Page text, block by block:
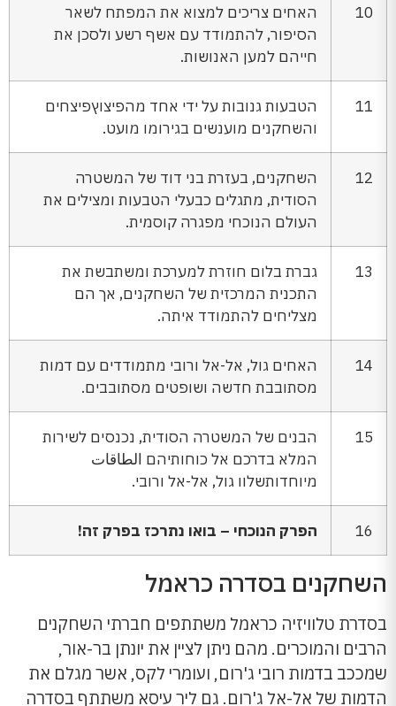
10
האחים צריכים למצוא את המפתח לשאר
הסיפור, להתמודד עם אשף רשע ולסכן את
חייהם למען האנושות.
11
הטבעות גנובות על ידי אחד מהפיצוץפיצחים
והשחקנים מוענשים בגירומו מועט.
12
השחקנים, בעזרת בני דוד של המשטרה
הסודית, מתגלים כבעלי הטבעות ומצילים את
העולם הנוכחי מפגרה קוסמית.
13
גברת בלום חוזרת למערכת ומשתבשת את
התכנית המרכזית של השחקנים, אך הם
מצליחים להתמודד איתה.
14
האחים גול, אל-אל ורובי מתמודדים עם דמות
מסתובבת חדשה ושופטים מסתובבים.
15
הבנים של המשטרה הסודית, נכנסים לשירות
המלא בדרכם אל כוחותיהם الطاقات
מיוחדותשלוו גול, אל-אל ורובי.
16 הפרק הנוכחי – בואו נתרכז בפרק זה!
השחקנים בסדרה כראמל
בסדרת טלוויזיה כראמל משתתפים חברתי השחקנים
הרבים והמוכרים. מהם ניתן לציין את יונתן בר-אור,
שמככב בדמות רובי ג'רום, ועומרי לקס, אשר מגלם את
הדמות של אל-אל ג'רום. גם ליר עיסא משתתף בסדרה